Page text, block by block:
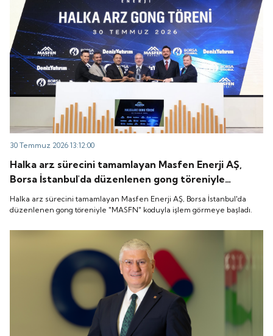
30 Temmuz 2026 13:12:00
Halka arz sürecini tamamlayan Masfen Enerji AŞ,
Borsa İstanbul'da düzenlenen gong töreniyle
"MASFN" koduyla işlem görmeye başladı.
Halka arz sürecini tamamlayan Masfen Enerji AŞ, Borsa İstanbul'da
düzenlenen gong töreniyle "MASFN" koduyla işlem görmeye başladı.